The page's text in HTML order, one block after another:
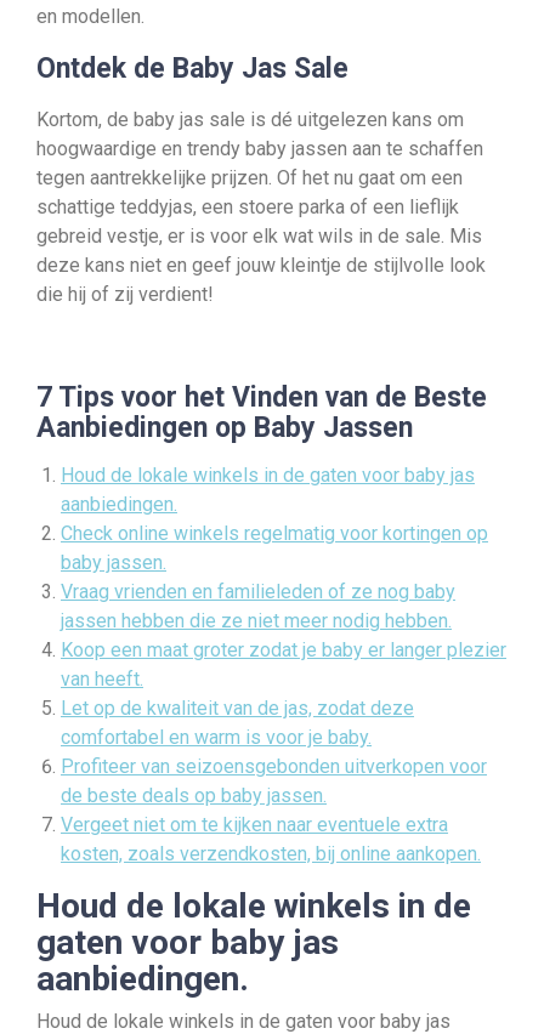
en modellen.
Ontdek de Baby Jas Sale
Kortom, de baby jas sale is dé uitgelezen kans om
hoogwaardige en trendy baby jassen aan te schaffen
tegen aantrekkelijke prijzen. Of het nu gaat om een
schattige teddyjas, een stoere parka of een lieflijk
gebreid vestje, er is voor elk wat wils in de sale. Mis
deze kans niet en geef jouw kleintje de stijlvolle look
die hij of zij verdient!
7 Tips voor het Vinden van de Beste
Aanbiedingen op Baby Jassen
Houd de lokale winkels in de gaten voor baby jas
aanbiedingen.
Check online winkels regelmatig voor kortingen op
baby jassen.
Vraag vrienden en familieleden of ze nog baby
jassen hebben die ze niet meer nodig hebben.
Koop een maat groter zodat je baby er langer plezier
van heeft.
Let op de kwaliteit van de jas, zodat deze
comfortabel en warm is voor je baby.
Profiteer van seizoensgebonden uitverkopen voor
de beste deals op baby jassen.
Vergeet niet om te kijken naar eventuele extra
kosten, zoals verzendkosten, bij online aankopen.
Houd de lokale winkels in de
gaten voor baby jas
aanbiedingen.
Houd de lokale winkels in de gaten voor baby jas